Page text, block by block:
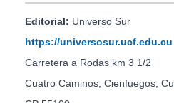
Editorial: Universo Sur
https://universosur.ucf.edu.cu
Carretera a Rodas km 3 1/2
Cuatro Caminos, Cienfuegos,